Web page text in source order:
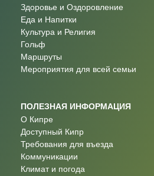
Здоровье и Оздоровление
Еда и Напитки
Культура и Религия
Гольф
Маршруты
Мероприятия для всей семьи
ПОЛЕЗНАЯ ИНФОРМАЦИЯ
О Кипре
Доступный Кипр
Требования для въезда
Коммуникации
Климат и погода